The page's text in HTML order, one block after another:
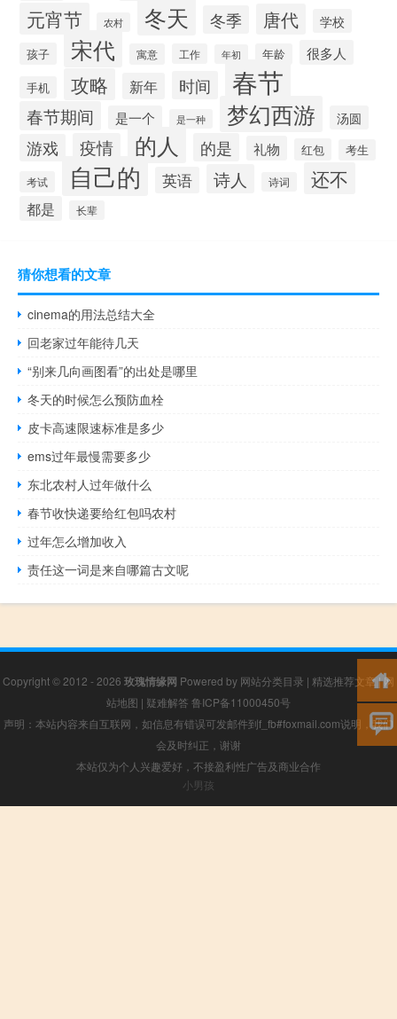
元宵节 农村 冬天 冬季 唐代 学校
孩子 宋代 寓意 工作 年初 年龄 很多人
手机 攻略 新年 时间 春节
春节期间 是一个 是一种 梦幻西游 汤圆
游戏 疫情 的人 的是 礼物 红包
考生
考试
自己的 英语 诗人 诗词 还不
都是 长辈
猜你想看的文章
cinema的用法总结大全
回老家过年能待几天
“别来几向画图看”的出处是哪里
冬天的时候怎么预防血栓
皮卡高速限速标准是多少
ems过年最慢需要多少
东北农村人过年做什么
春节收快递要给红包吗农村
过年怎么增加收入
责任这一词是来自哪篇古文呢
Copyright © 2012 - 2026 玫瑰情缘网 Powered by 网站分类目录 | 精选推荐文章|网
站地图 | 疑难解答 鲁ICP备11000450号
声明：本站内容来自互联网，如信息有错误可发邮件到f_fb#foxmail.com说明，我们
会及时纠正，谢谢
本站仅为个人兴趣爱好，不接盈利性广告及商业合作
小男孩